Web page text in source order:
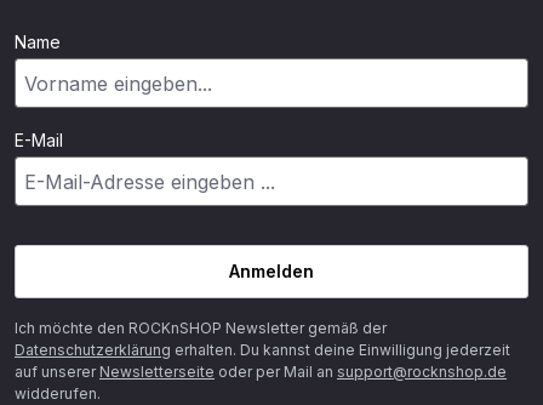
Name
E-Mail
Anmelden
Ich möchte den ROCKnSHOP Newsletter gemäß der
Datenschutzerklärung erhalten. Du kannst deine Einwilligung jederzeit
auf unserer Newsletterseite oder per Mail an support@rocknshop.de
widderufen.